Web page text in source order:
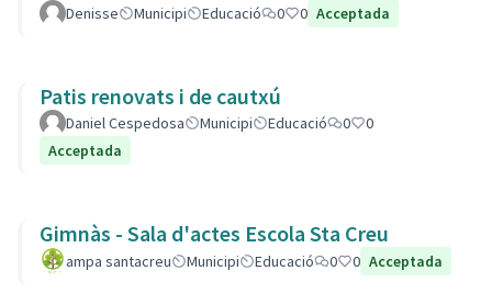
Denisse Municipi Educació 0 0 Acceptada
Patis renovats i de cautxú
Daniel Cespedosa Municipi Educació 0
0
Acceptada
Gimnàs - Sala d'actes Escola Sta Creu
ampa santacreu Municipi Educació 0 0 Acceptada